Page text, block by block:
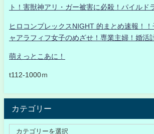
ト！害獣神アリ・ガー被害に必殺！パイルド
ヒロコンプレックスNIGHT 的まとめ速報！
ャアラフィフ女子のめざせ！専業主婦！婚活
萌えっとこあに！
t112-1000ｍ
カテゴリー